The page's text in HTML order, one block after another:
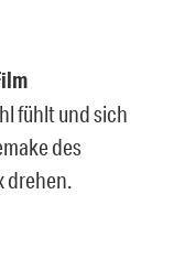
fühlt und sich
des
drehen.